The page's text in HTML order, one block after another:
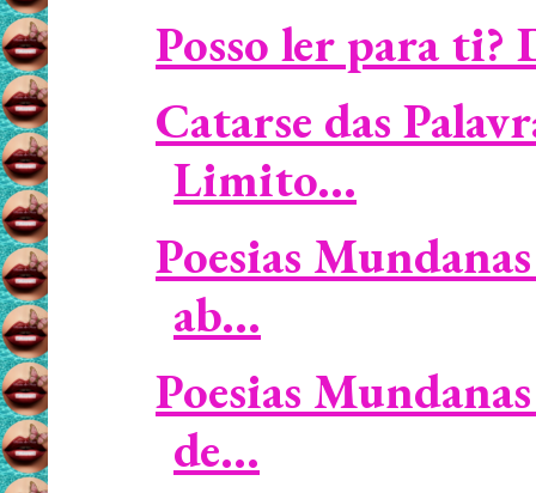
Posso ler para ti?
Catarse das
Limito...
Poesias
ab...
Poesias
de...